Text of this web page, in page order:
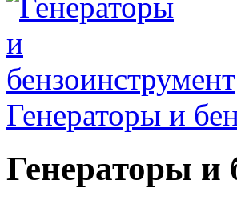
Генераторы и
Генераторы и